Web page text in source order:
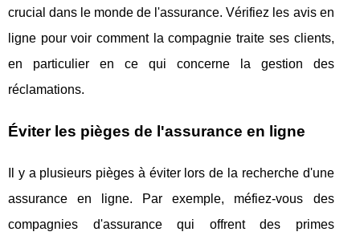
crucial dans le monde de l'assurance. Vérifiez les avis en
ligne pour voir comment la compagnie traite ses clients,
en particulier en ce qui concerne la gestion des
réclamations.
Éviter les pièges de l'assurance en ligne
Il y a plusieurs pièges à éviter lors de la recherche d'une
assurance en ligne. Par exemple, méfiez-vous des
compagnies d'assurance qui offrent des primes